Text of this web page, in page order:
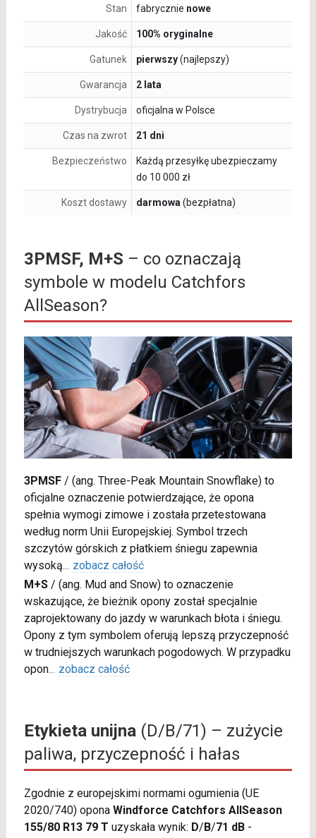
Stan fabrycznie nowe
Jakość 100% oryginalne
Gatunek pierwszy(najlepszy)
Gwarancja 2 lata
Dystrybucja oficjalna w Polsce
Czas na zwrot 21 dni
Bezpieczeństwo
Każdą przesyłkę ubezpieczamy
do 10 000 zł
Koszt dostawy darmowa (bezpłatna)
3PMSF, M+S – co oznaczają
symbole w modelu Catchfors
AllSeason?
3PMSF/ (ang. Three-Peak Mountain Snowflake) to
oficjalne oznaczenie potwierdzające, że opona
spełnia wymogi zimowe i została przetestowana
według norm Unii Europejskiej. Symbol trzech
szczytów górskich z płatkiem śniegu zapewnia
wysoką... zobacz całość
M+S/ (ang. Mud and Snow) to oznaczenie
wskazujące, że bieżnik opony został specjalnie
zaprojektowany do jazdy w warunkach błota i śniegu.
Opony z tym symbolem oferują lepszą przyczepność
w trudniejszych warunkach pogodowych. W przypadku
opon... zobacz całość
Etykieta unijna(D/B/71) – zużycie
paliwa, przyczepność i hałas
Zgodnie z europejskimi normami ogumienia (UE
2020/740) opona Windforce Catchfors AllSeason
155/80 R13 79 T uzyskała wynik: D/B/71 dB-